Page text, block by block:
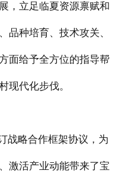
，立足临夏资源禀赋和
品种培育、技术攻关、
面给予全方位的指导帮
现代化步伐。
战略合作框架协议，为
激活产业动能带来了宝